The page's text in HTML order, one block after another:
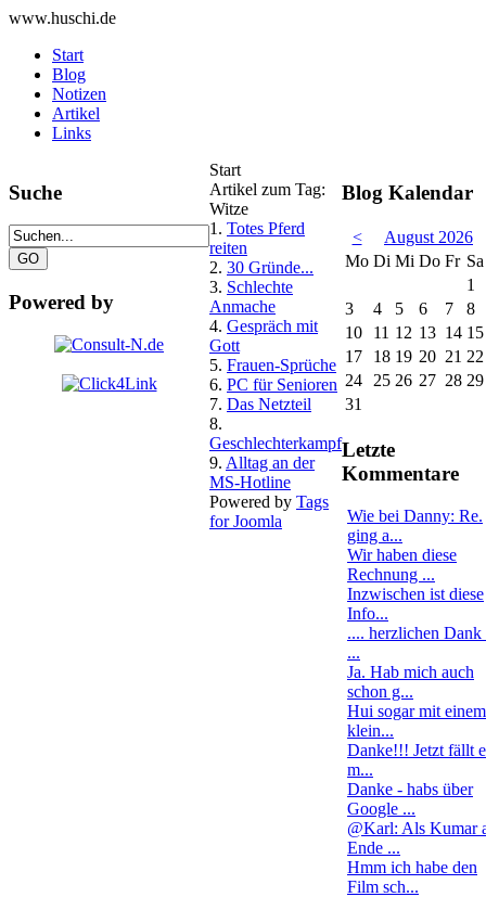
www.huschi.de
Start
Blog
Notizen
Artikel
Links
Suche
Powered by
Start
Artikel zum Tag:
Witze
1. Totes Pferd
reiten
2. 30 Gründe...
3. Schlechte
Anmache
4. Gespräch mit
Gott
5. Frauen-Sprüche
6. PC für Senioren
7. Das Netzteil
8.
Geschlechterkampf
9. Alltag an der
MS-Hotline
Powered by Tags
for Joomla
Blog Kalendar
<
August 2026
Mo Di Mi Do Fr Sa
1
3
4 5 6 7
8
10
11 12 13 14 15
17
18 19 20 21 22
24 25 26 27 28 29
31
Letzte
Kommentare
Wie bei Danny: Re.
ging a...
Wir haben diese
Rechnung ...
Inzwischen ist diese
Info...
.... herzlichen Dank
...
Ja. Hab mich auch
schon g...
Hui sogar mit einem
klein...
Danke!!! Jetzt fällt
m...
Danke - habs über
Google ...
@Karl: Als Kumar
Ende ...
Hmm ich habe den
Film sch...